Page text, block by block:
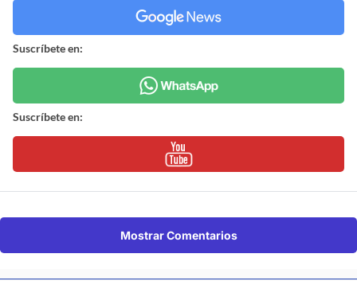
Suscríbete en:
Suscríbete en:
Mostrar Comentarios